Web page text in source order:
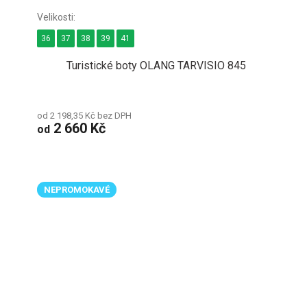
Turistické boty OLANG TARVISIO 845
od 2 198,35 Kč bez DPH
od 2 660 Kč
36 37 38 39 41
NEPROMOKAVÉ